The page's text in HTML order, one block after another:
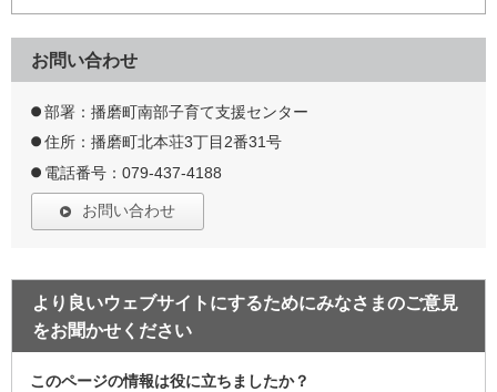
お問い合わせ
部署：播磨町南部子育て支援センター
住所：播磨町北本荘3丁目2番31号
電話番号：079-437-4188
お問い合わせ
より良いウェブサイトにするためにみなさまのご意見
をお聞かせください
このページの情報は役に立ちましたか？